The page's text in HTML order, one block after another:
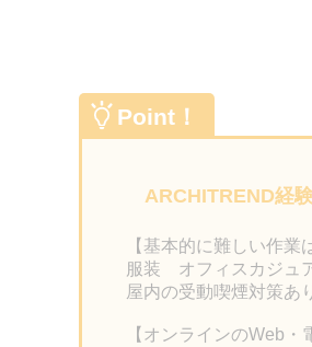
Point！
ARCHITREND経
【基本的に難しい作業
服装 オフィスカジュ
屋内の受動喫煙対策あ
【オンラインのWeb・